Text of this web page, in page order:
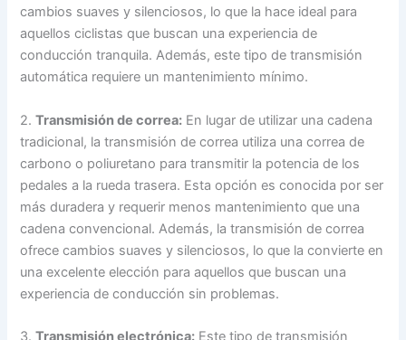
cambios suaves y silenciosos, lo que la hace ideal para
aquellos ciclistas que buscan una experiencia de
conducción tranquila. Además, este tipo de transmisión
automática requiere un mantenimiento mínimo.
2.Transmisión de correa: En lugar de utilizar una cadena
tradicional, la transmisión de correa utiliza una correa de
carbono o poliuretano para transmitir la potencia de los
pedales a la rueda trasera. Esta opción es conocida por ser
más duradera y requerir menos mantenimiento que una
cadena convencional. Además, la transmisión de correa
ofrece cambios suaves y silenciosos, lo que la convierte en
una excelente elección para aquellos que buscan una
experiencia de conducción sin problemas.
3.Transmisión electrónica: Este tipo de transmisión